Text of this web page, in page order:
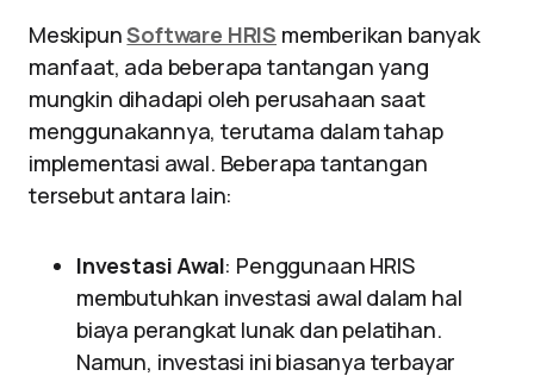
MeskipunSoftware HRIS memberikan banyak
manfaat, ada beberapa tantangan yang
mungkin dihadapi oleh perusahaan saat
menggunakannya, terutama dalam tahap
implementasi awal. Beberapa tantangan
tersebut antara lain:
Investasi Awal: Penggunaan HRIS
membutuhkan investasi awal dalam hal
biaya perangkat lunak dan pelatihan.
Namun, investasi ini biasanya terbayar